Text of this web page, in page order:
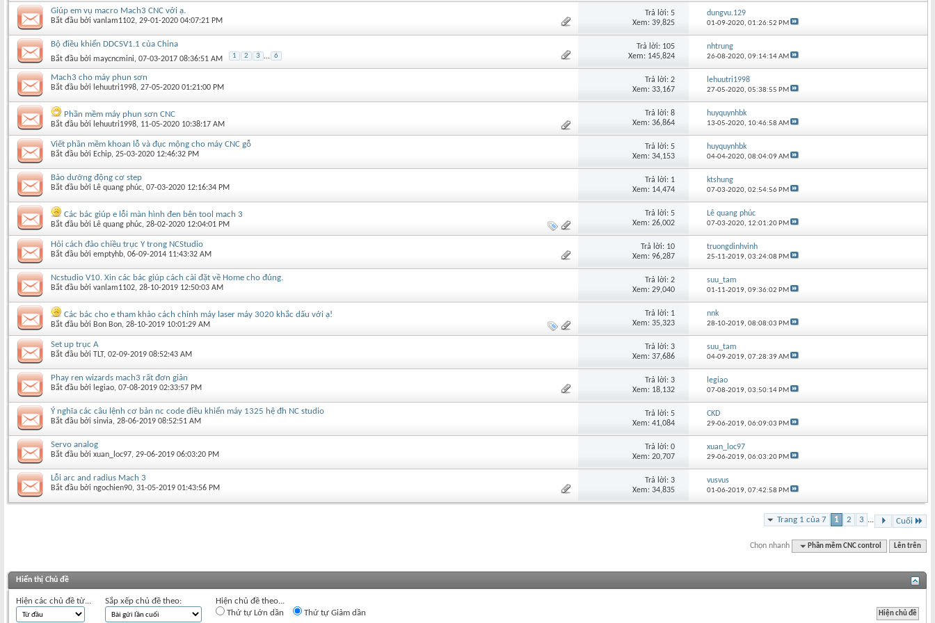
Giúp em vụ macro Mach3 CNC với ạ.
Bắt đầu bởi vanlam1102‎, 29-01-2020 04:07:21 PM
Trả lời: 5
Xem: 39,825
dungvu.129
01-09-2020,01:26:52 PM
Bộ điều khiển DDCSV1.1 của China
Bắt đầu bởi maycncmini‎, 07-03-2017 08:36:51 AM 1 2 3 ... 6
Trả lời: 105
Xem: 145,824
nhtrung
26-08-2020,09:14:14 AM
Mach3 cho máy phun sơn
Bắt đầu bởi lehuutri1998‎, 27-05-2020 01:21:00 PM
Trả lời: 2
Xem: 33,167
lehuutri1998
27-05-2020,05:38:55 PM
Phần mềm máy phun sơn CNC
Bắt đầu bởi lehuutri1998‎, 11-05-2020 10:38:17 AM
Trả lời: 8
Xem: 36,864
huyquynhbk
13-05-2020, 10:46:58 AM
Viết phần mềm khoan lỗ và đục mộng cho máy CNC gỗ
Bắt đầu bởi Echip‎, 25-03-2020 12:46:32 PM
Trả lời: 5
Xem: 34,153
huyquynhbk
04-04-2020,08:04:09 AM
Bảo dưỡng động cơ step
Bắt đầu bởi Lê quang phúc‎, 07-03-2020 12:16:34 PM
Trả lời: 1
Xem: 14,474
ktshung
07-03-2020,02:54:56 PM
Các bác giúp e lỗi màn hình đen bên tool mach 3
Bắt đầu bởi Lê quang phúc‎, 28-02-2020 12:04:01 PM
Trả lời: 5
Xem: 26,002
Lê quang phúc
07-03-2020, 12:01:20 PM
Hỏi cách đảo chiều trục Y trong NCStudio
Bắt đầu bởi emptyhb‎, 06-09-2014 11:43:32 AM
Trả lời: 10
Xem: 96,287
truongdinhvinh
25-11-2019,03:24:08 PM
Ncstudio V10. Xin các bác giúp cách cài đặt về Home cho đúng.
Bắt đầu bởi vanlam1102‎, 28-10-2019 12:50:03 AM
Trả lời: 2
Xem: 29,040
suu_tam
01-11-2019,09:36:02 PM
Các bác cho e tham khảo cách chỉnh máy laser máy 3020 khắc dấu với ạ!
Bắt đầu bởi Bon Bon‎, 28-10-2019 10:01:29 AM
Trả lời: 1
Xem: 35,323
nnk
28-10-2019,08:08:03 PM
Set up trục A
Bắt đầu bởi TLT‎, 02-09-2019 08:52:43 AM
Trả lời: 3
Xem: 37,686
suu_tam
04-09-2019,07:28:39 AM
Phay ren wizards mach3 rất đơn giản
Bắt đầu bởi legiao‎, 07-08-2019 02:33:57 PM
Trả lời: 3
Xem: 18,132
legiao
07-08-2019,03:50:14 PM
Ý nghĩa các câu lệnh cơ bản nc code điều khiển máy 1325 hệ đh NC studio
Bắt đầu bởi sinvia‎, 28-06-2019 08:52:51 AM
Trả lời: 5
Xem: 41,084
CKD
29-06-2019,06:09:03 PM
Servo analog
Bắt đầu bởi xuan_loc97‎, 29-06-2019 06:03:20 PM
Trả lời: 0
Xem: 20,707
xuan_loc97
29-06-2019,06:03:20 PM
Lỗi arc and radius Mach 3
Bắt đầu bởi ngochien90‎, 31-05-2019 01:43:56 PM
Trả lời: 3
Xem: 34,835
vusvus
01-06-2019,07:42:58 PM
Trang 1 của 7 1 2 3 ... Cuối
Chọn nhanh Phần mềm CNC control Lên trên
Hiển thị Chủ đề
Hiện các chủ đề từ... Sắp xếp chủ đề theo:
Hiện chủ đề theo...
Thứ tự Lớn dần
Thứ tự Giảm dần